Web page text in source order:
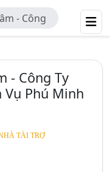
- Công
Vụ Phú
- Công Ty
Phú Minh
TÀI TRỢ